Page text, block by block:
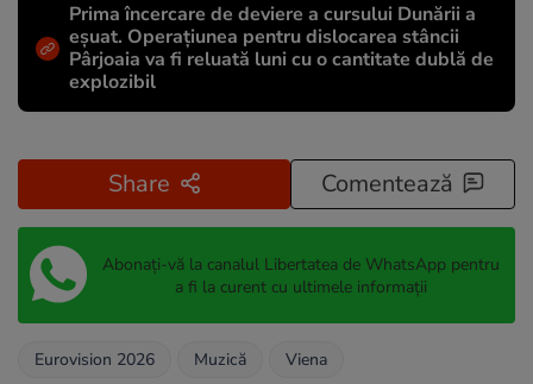
Prima încercare de deviere a cursului Dunării a
eșuat. Operațiunea pentru dislocarea stâncii
Pârjoaia va fi reluată luni cu o cantitate dublă de
explozibil
Share Comentează
Abonați-vă la canalul Libertatea de WhatsApp pentru
a fi la curent cu ultimele informații
Eurovision 2026 Muzică Viena